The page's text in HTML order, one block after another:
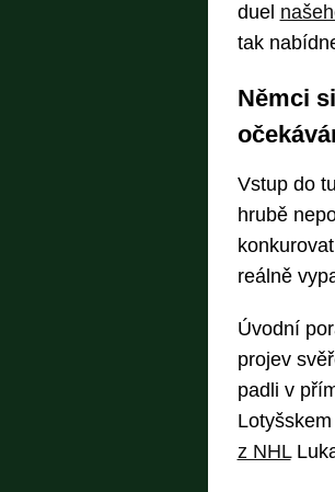
duel
tak
Němci
Vstup do
hrubě
reálně
Úvodní
projev
padli v
z NHL